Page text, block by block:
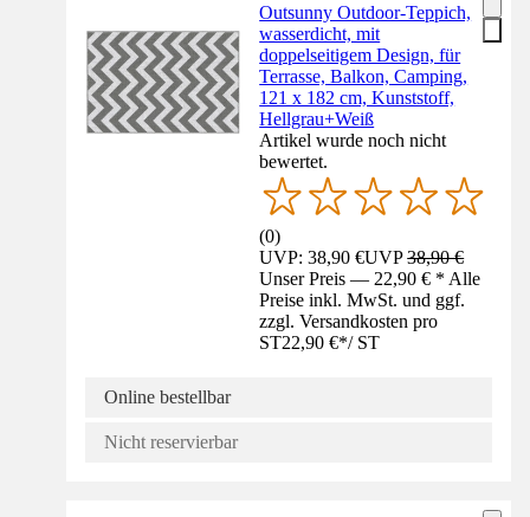
Outsunny Outdoor-Teppich,
wasserdicht, mit
doppelseitigem Design, für
Terrasse, Balkon, Camping,
121 x 182 cm, Kunststoff,
Hellgrau+Weiß
Artikel wurde noch nicht
bewertet.
(0)
UVP: 38,90 €UVP38,90 €
Unser Preis — 22,90 € * Alle
Preise inkl. MwSt. und ggf.
zzgl. Versandkosten pro
ST22,90 €*/ ST
Online bestellbar
Nicht reservierbar